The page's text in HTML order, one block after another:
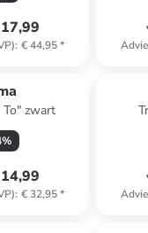
: € 44,95*
To" zwart
%
: € 32,95*